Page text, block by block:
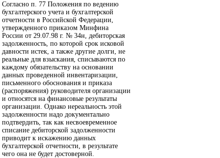
Согласно п. 77 Положения по ведению
бухгалтерского учета и бухгалтерской
отчетности в Российской Федерации,
утвержденного приказом Минфина
России от 29.07.98 г. № 34н, дебиторская
задолженность, по которой срок исковой
давности истек, а также другие долги, не
реальные для взыскания, списываются по
каждому обязательству на основании
данных проведенной инвентаризации,
письменного обоснования и приказа
(распоряжения) руководителя организации
и относятся на финансовые результаты
организации. Однако нереальность этой
задолженности надо документально
подтвердить, так как несвоевременное
списание дебиторской задолженности
приводит к искажению данных
бухгалтерской отчетности, в результате
чего она не будет достоверной.